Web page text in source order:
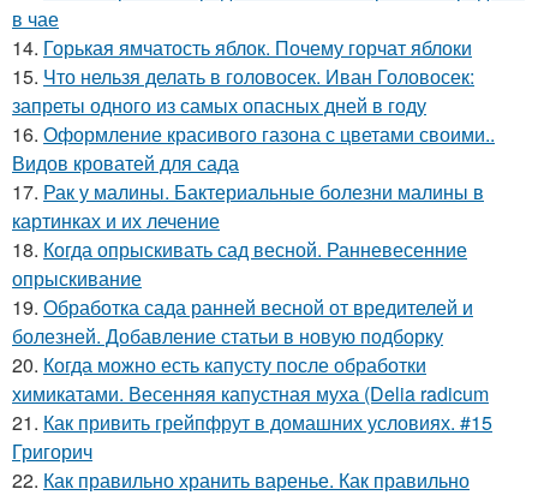
в чае
14. Горькая ямчатость яблок. Почему горчат яблоки
15. Что нельзя делать в головосек. Иван Головосек:
запреты одного из самых опасных дней в году
16. Оформление красивого газона с цветами своими..
Видов кроватей для сада
17. Рак у малины. Бактериальные болезни малины в
картинках и их лечение
18. Когда опрыскивать сад весной. Ранневесенние
опрыскивание
19. Обработка сада ранней весной от вредителей и
болезней. Добавление статьи в новую подборку
20. Когда можно есть капусту после обработки
химикатами. Весенняя капустная муха (Delia radicum
21. Как привить грейпфрут в домашних условиях. #15
Григорич
22. Как правильно хранить варенье. Как правильно